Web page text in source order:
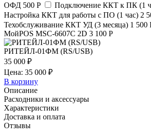
ОФД 500 Р Подключение ККТ к ПК (1
Настройка ККТ для работы с ПО (1 час) 2
Техобслуживание ККТ УД (3 месяца) 1 500
МойPOS MSC-6607C 2D 3 100 Р
РИТЕЙЛ-01ФМ (RS/USB)
35 000 ₽
Цена: 35 000 ₽
В корзину
Описание
Расходники и аксессуары
Характеристики
Доставка и оплата
Отзывы